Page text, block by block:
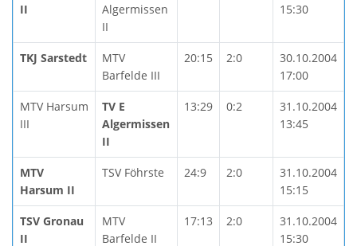
II
Algermissen
II
15:30
TKJ Sarstedt
MTV
Barfelde III
20:15 2:0
30.10.2004
17:00
MTV Harsum
III
TV E
Algermissen
II
13:29 0:2
31.10.2004
13:45
MTV
Harsum II
TSV Föhrste 24:9 2:0
31.10.2004
15:15
TSV Gronau
II
MTV
Barfelde II
17:13 2:0
31.10.2004
15:30